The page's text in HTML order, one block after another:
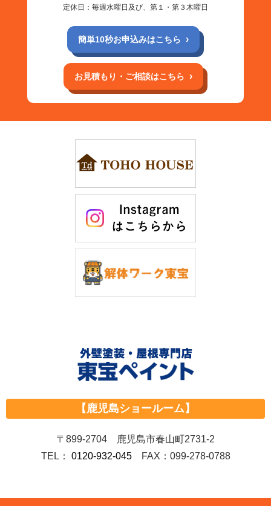
定休日：毎週水曜日及び、第１・第３木曜日
簡単10秒お申込みはこちら
お見積もり・ご相談はこちら
【鹿児島ショールーム】
〒899-2704 鹿児島市春山町2731-2
TEL： 0120-932-045FAX：099-278-0788